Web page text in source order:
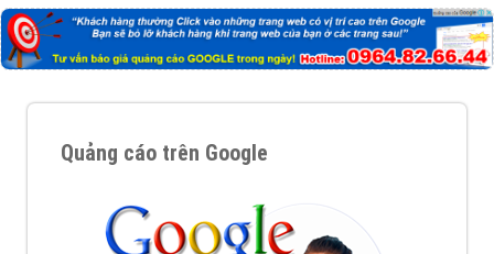
Quảng cáo trên Google